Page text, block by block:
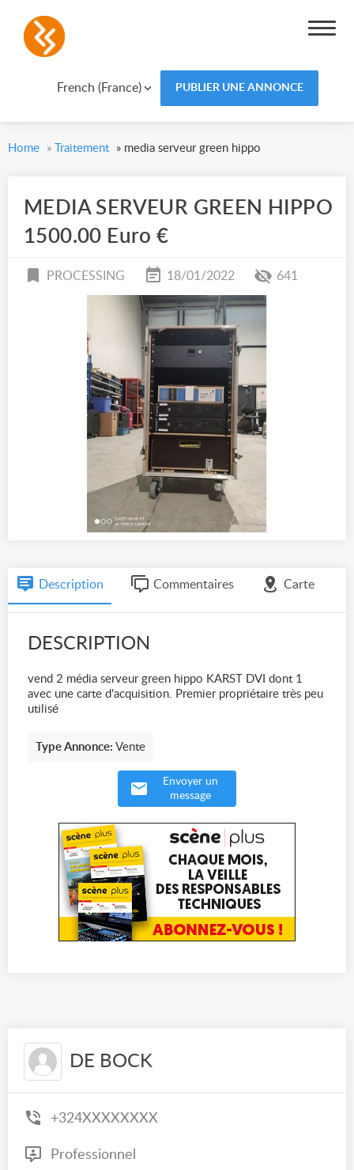
French (France) PUBLIER UNE ANNONCE
Home » Traitement » media serveur green hippo
MEDIA SERVEUR GREEN HIPPO
1500.00 Euro €
PROCESSING 18/01/2022 641
Description Commentaires Carte
DESCRIPTION
vend 2 média serveur green hippo KARST DVI dont 1
avec une carte d'acquisition. Premier propriétaire très peu
utilisé
Type Annonce: Vente
Envoyer un
message
DE BOCK
+324XXXXXXXX
Professionnel